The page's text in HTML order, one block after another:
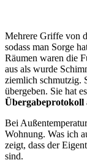
Mehrere Griffe von
sodass man Sorge
Räumen waren die
aus als wurde
ziemlich schmutzig.
übergeben. Sie hat
Übergabeprotokoll
Bei
Wohnung. Was ich
zeigt, dass der
sind.